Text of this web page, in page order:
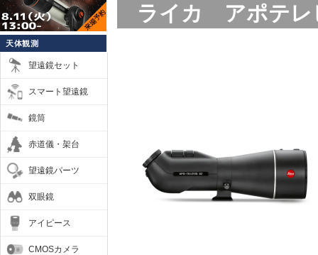
天体観測
望遠鏡セット
スマート望遠鏡
鏡筒
赤道儀・架台
望遠鏡パーツ
双眼鏡
アイピース
CMOSカメラ
ライカ アポテ